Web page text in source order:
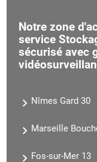
Notre zone
service
sécurisé avec
Nîmes Gard 30
Marseille
Fos-sur-Mer 13